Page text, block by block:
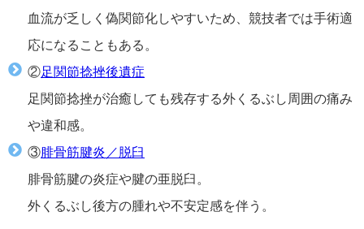
血流が乏しく偽関節化しやすいため、競技者では手術適
応になることもある。
②足関節捻挫後遺症
足関節捻挫が治癒しても残存する外くるぶし周囲の痛み
や違和感。
③腓骨筋腱炎／脱臼
腓骨筋腱の炎症や腱の亜脱臼。
外くるぶし後方の腫れや不安定感を伴う。